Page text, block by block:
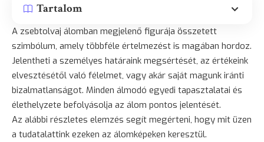
Tartalom
A zsebtolvaj álomban megjelenő figurája összetett
szimbólum, amely többféle értelmezést is magában hordoz.
Jelentheti a személyes határaink megsértését, az értékeink
elvesztésétől való félelmet, vagy akár saját magunk iránti
bizalmatlanságot. Minden álmodó egyedi tapasztalatai és
élethelyzete befolyásolja az álom pontos jelentését.
Az alábbi részletes elemzés segít megérteni, hogy mit üzen
a tudatalattink ezeken az álomképeken keresztül.